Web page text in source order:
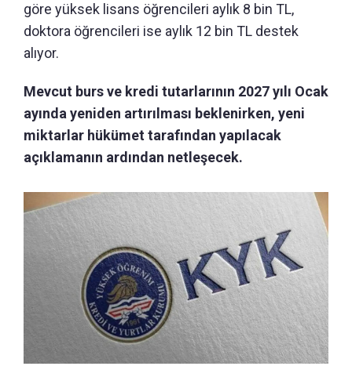
göre yüksek lisans öğrencileri aylık 8 bin TL,
doktora öğrencileri ise aylık 12 bin TL destek
alıyor.
Mevcut burs ve kredi tutarlarının 2027 yılı Ocak
ayında yeniden artırılması beklenirken, yeni
miktarlar hükümet tarafından yapılacak
açıklamanın ardından netleşecek.